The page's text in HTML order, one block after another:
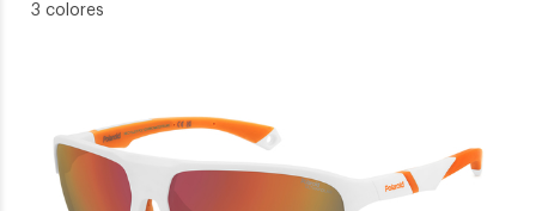
3 colores